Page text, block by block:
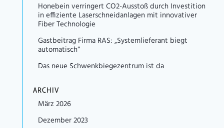
Honebein verringert CO2-Ausstoß durch Investition
in effiziente Laserschneidanlagen mit innovativer
Fiber Technologie
Gastbeitrag Firma RAS: „Systemlieferant biegt
automatisch“
Das neue Schwenkbiegezentrum ist da
ARCHIV
März 2026
Dezember 2023